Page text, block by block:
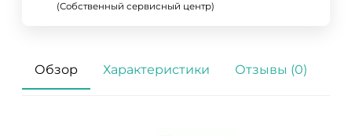
(Собственный сервисный центр)
Обзор Характеристики Отзывы (0)